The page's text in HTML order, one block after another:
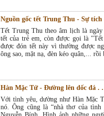
Nguồn gốc tết Trung Thu - Sự
Tết Trung Thu theo âm lịch là
tết của trẻ em, còn được gọi là
được đón tết này vì thường được
ông sao, mặt nạ, đèn kéo quân,... rồi
Hàn Mặc Tử - Đường lên dốc đá .
Với tình yêu, dường như Hàn Mặc
nó. Ông cũng là “nhà thơ của